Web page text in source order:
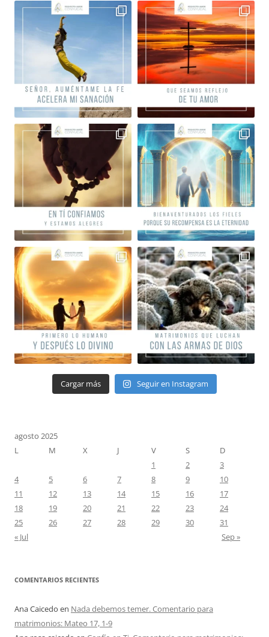
Cargar más Seguir en Instagram
agosto 2025
L
M X J V S
D
1
2
3
4
5 6 7 8 9
10
11
12 13 14 15 16
17
18
19 20 21 22 23
24
25
26 27 28 29 30
31
« Jul
Sep »
COMENTARIOS RECIENTES
Ana Caicedo en Nada debemos temer. Comentario para
matrimonios: Mateo 17, 1-9